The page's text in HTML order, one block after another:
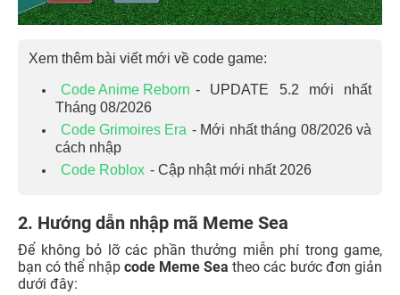
Xem thêm bài viết mới về code game:
Code Anime Reborn - UPDATE 5.2 mới nhất
Tháng 08/2026
Code Grimoires Era - Mới nhất tháng 08/2026 và
cách nhập
Code Roblox - Cập nhật mới nhất 2026
2. Hướng dẫn nhập mã Meme Sea
Để không bỏ lỡ các phần thưởng miễn phí trong game,
bạn có thể nhập code Meme Sea theo các bước đơn giản
dưới đây: